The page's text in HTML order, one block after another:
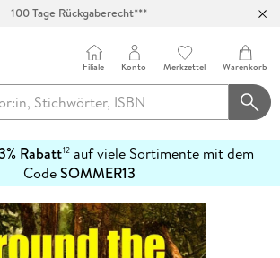
100 Tage Rückgaberecht***
Filiale Konto Merkzettel Warenkorb
Rabatt12auf viele Sortimente mit dem
CodeSOMMER13